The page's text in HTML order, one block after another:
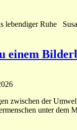
lebendiger Ruhe
einem
zwischen der
unter